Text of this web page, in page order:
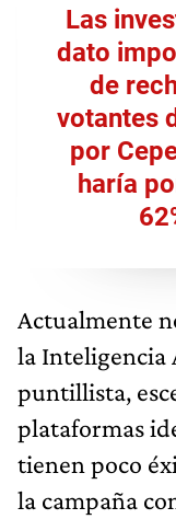
Las
dato
de
votantes
por
haría
Actualmente
la Inteligencia
puntillista,
plataformas
tienen poco
la campaña